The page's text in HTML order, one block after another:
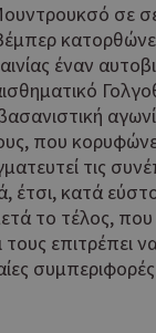
σε
έναν
που
τις
έτσι, κατά
το τέλος, που
επιτρέπει
συμπεριφορές